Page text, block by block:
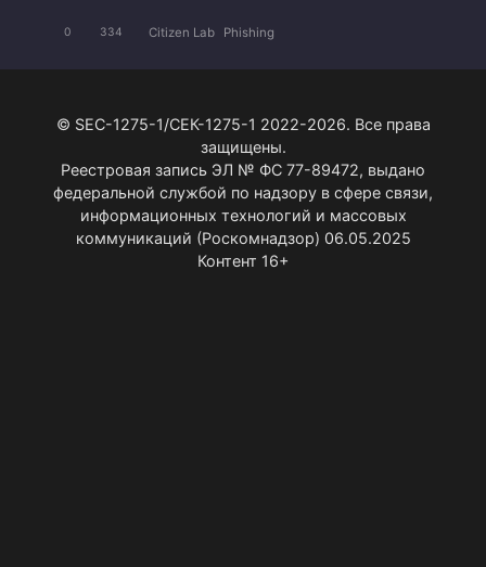
0 334 Citizen Lab Phishing
© SEC-1275-1/СЕК-1275-1 2022-2026. Все права
защищены.
Реестровая запись ЭЛ № ФС 77-89472, выдано
федеральной службой по надзору в сфере связи,
информационных технологий и массовых
коммуникаций (Роскомнадзор) 06.05.2025
Контент 16+